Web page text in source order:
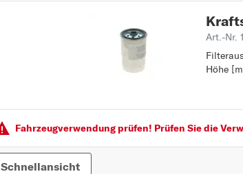
SCIROCCO
TIGUAN
Art.-Nr.
Höhe
Fahrzeugver­wendung prüfen! Prüfen Sie die
Schnellansicht